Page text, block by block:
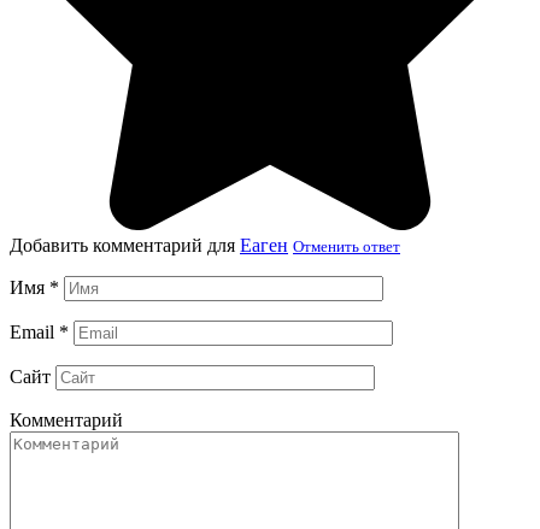
Добавить комментарий для Еаген Отменить ответ
Имя *
Email *
Сайт
Комментарий